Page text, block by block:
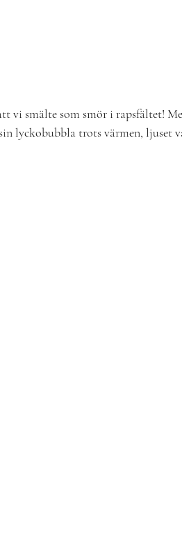
vi smälte som smör i rapsfältet!
lyckobubbla trots värmen, ljuset